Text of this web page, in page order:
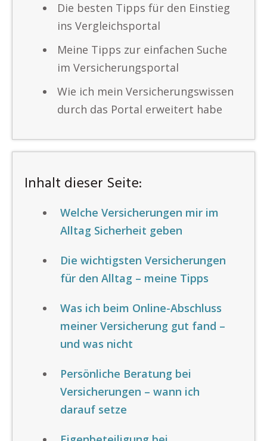
Die besten Tipps für den Einstieg
ins Vergleichsportal
Meine Tipps zur einfachen Suche
im Versicherungsportal
Wie ich mein Versicherungswissen
durch das Portal erweitert habe
Inhalt dieser Seite:
Welche Versicherungen mir im
Alltag Sicherheit geben
Die wichtigsten Versicherungen
für den Alltag – meine Tipps
Was ich beim Online-Abschluss
meiner Versicherung gut fand –
und was nicht
Persönliche Beratung bei
Versicherungen – wann ich
darauf setze